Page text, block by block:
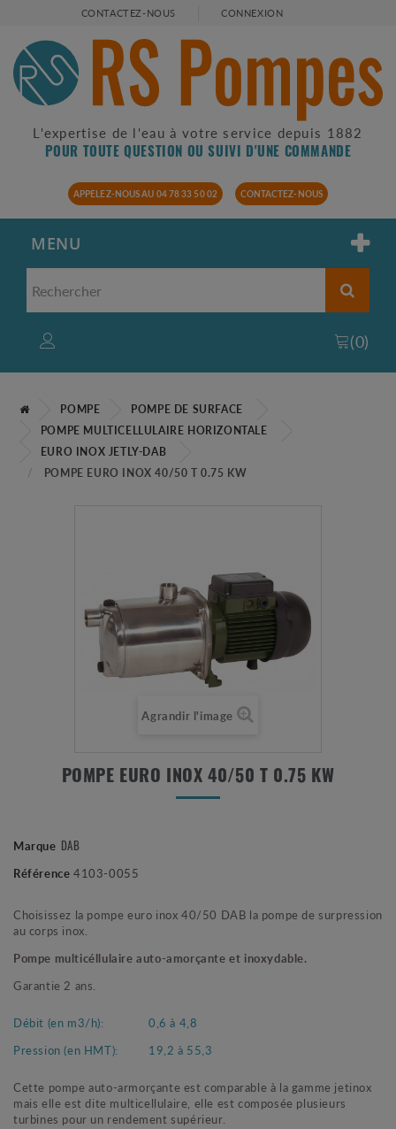
CONTACTEZ-NOUS CONNEXION
L'expertise de l'eau à votre service depuis 1882
POUR TOUTE QUESTION OU SUIVI D'UNE COMMANDE
APPELEZ-NOUS AU 04 78 33 50 02 CONTACTEZ-NOUS
MENU
(0)
POMPE
POMPE DE SURFACE
POMPE MULTICELLULAIRE HORIZONTALE
EURO INOX JETLY-DAB
POMPE EURO INOX 40/50 T 0.75 KW
Agrandir l'image
POMPE EURO INOX 40/50 T 0.75 KW
Marque DAB
Référence 4103-0055
Choisissez la pompe euro inox 40/50 DAB la pompe de surpression
au corps inox.
Pompe multicéllulaire auto-amorçante et inoxydable.
Garantie 2 ans.
Débit (en m3/h):
0,6 à 4,8
Pression (en HMT):
19,2 à 55,3
Cette pompe auto-armorçante est comparable à la gamme jetinox
mais elle est dite multicellulaire, elle est composée plusieurs
turbines pour un rendement supérieur.